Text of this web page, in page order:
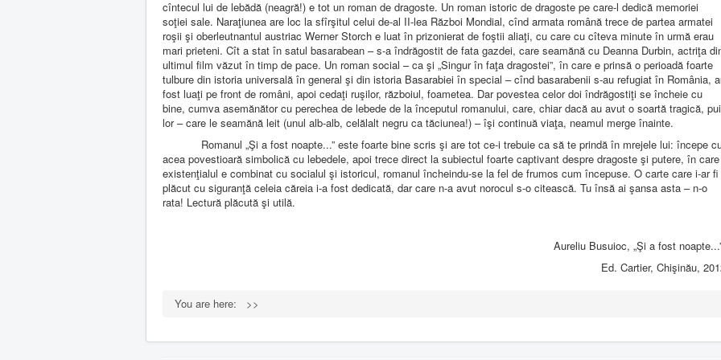
cîntecul lui de lebădă (neagră!) e tot un roman de dragoste. Un roman istoric de dragoste pe care-l dedică memoriei
soţiei sale. Naraţiunea are loc la sfîrşitul celui de-al II-lea Război Mondial, cînd armata română trece de partea armatei
roşii şi oberleutnantul austriac Werner Storch e luat în prizonierat de foştii aliaţi, cu care cu cîteva minute în urmă erau
mari prieteni. Cît a stat în satul basarabean – s-a îndrăgostit de fata gazdei, care seamănă cu Deanna Durbin, actriţa
ultimul film văzut în timp de pace. Un roman social – ca şi „Singur în faţa dragostei”, în care e prinsă o perioadă foarte
tulbure din istoria universală în general şi din istoria Basarabiei în special – cînd basarabenii s-au refugiat în România,
fost luaţi pe front de români, apoi cedaţi ruşilor, războiul, foametea. Dar povestea celor doi îndrăgostiţi se încheie cu
bine, cumva asemănător cu perechea de lebede de la începutul romanului, care, chiar dacă au avut o soartă tragică,
lor – care le seamănă leit (unul alb-alb, celălalt negru ca tăciunea!) – îşi continuă viaţa, neamul merge înainte.
Romanul „Şi a fost noapte...” este foarte bine scris şi are tot ce-i trebuie ca să te prindă în mrejele lui: începe
acea povestioară simbolică cu lebedele, apoi trece direct la subiectul foarte captivant despre dragoste şi putere, în care
existenţialul e combinat cu socialul şi istoricul, romanul încheindu-se la fel de frumos cum începuse. O carte care i-ar fi
plăcut cu siguranţă celeia căreia i-a fost dedicată, dar care n-a avut norocul s-o citească. Tu însă ai şansa asta – n-o
rata! Lectură plăcută şi utilă.
Aureliu Busuioc, „Şi a fost
Ed. Cartier, Chişinău,
You are here: >>